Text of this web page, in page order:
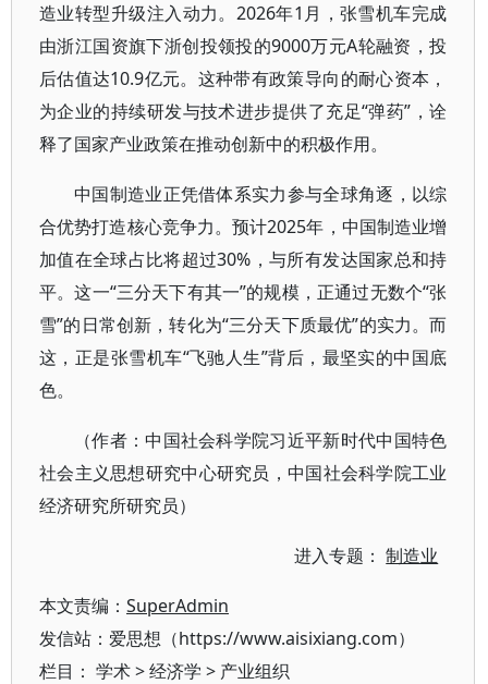
造业转型升级注入动力。2026年1月，张雪机车完成
由浙江国资旗下浙创投领投的9000万元A轮融资，投
后估值达10.9亿元。这种带有政策导向的耐心资本，
为企业的持续研发与技术进步提供了充足“弹药”，诠
释了国家产业政策在推动创新中的积极作用。
中国制造业正凭借体系实力参与全球角逐，以综
合优势打造核心竞争力。预计2025年，中国制造业增
加值在全球占比将超过30%，与所有发达国家总和持
平。这一“三分天下有其一”的规模，正通过无数个“张
雪”的日常创新，转化为“三分天下质最优”的实力。而
这，正是张雪机车“飞驰人生”背后，最坚实的中国底
色。
（作者：中国社会科学院习近平新时代中国特色
社会主义思想研究中心研究员，中国社会科学院工业
经济研究所研究员）
进入专题：制造业
本文责编： SuperAdmin
发信站：爱思想（https://www.aisixiang.com）
栏目： 学术>经济学 > 产业组织